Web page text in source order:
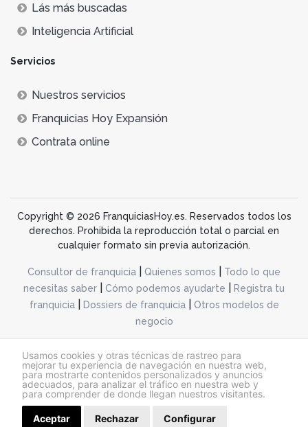
Usamos cookies y otras técnicas de rastreo para
mejorar tu experiencia de navegación en nuestra web,
para mostrarte contenidos personalizados y anuncios
adecuados, para analizar el tráfico en nuestra web y
para comprender de donde llegan nuestros visitantes.
Aceptar Rechazar Configurar
Lás más buscadas
Inteligencia Artificial
Servicios
Nuestros servicios
Franquicias Hoy Expansión
Contrata online
Copyright © 2026 FranquiciasHoy.es. Reservados todos los
derechos. Prohibida la reproducción total o parcial en
cualquier formato sin previa autorización.
Consultor de franquicia Quienes somos
Todo lo que
necesitas saber
Cómo podemos ayudarte
Registra tu
franquicia| Dossiers de franquicia|
Otros modelos de
negocio
@franquiciashoy.es |Aviso legal| Política de cookies|Política de privacidad